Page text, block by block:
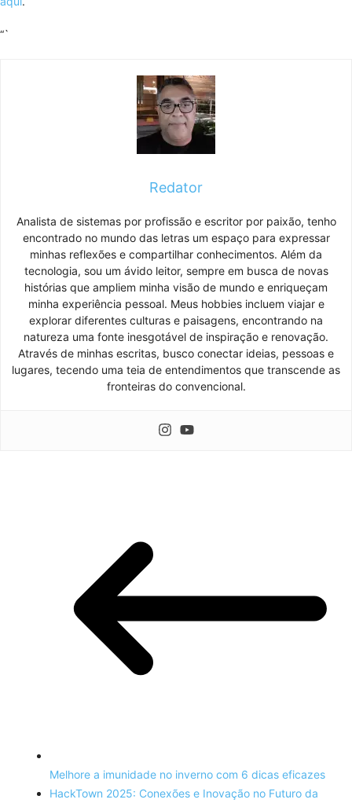
“`
Redator
Analista de sistemas por profissão e escritor por paixão, tenho
encontrado no mundo das letras um espaço para expressar
minhas reflexões e compartilhar conhecimentos. Além da
tecnologia, sou um ávido leitor, sempre em busca de novas
histórias que ampliem minha visão de mundo e enriqueçam
minha experiência pessoal. Meus hobbies incluem viajar e
explorar diferentes culturas e paisagens, encontrando na
natureza uma fonte inesgotável de inspiração e renovação.
Através de minhas escritas, busco conectar ideias, pessoas e
lugares, tecendo uma teia de entendimentos que transcende as
fronteiras do convencional.
Melhore a imunidade no inverno com 6 dicas eficazes
HackTown 2025: Conexões e Inovação no Futuro da